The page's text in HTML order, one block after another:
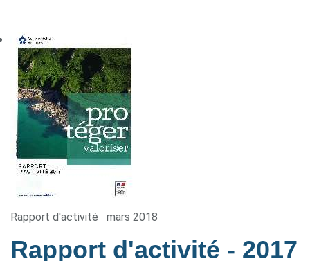
Rapport d'activité mars 2018
Rapport d'activité - 2017